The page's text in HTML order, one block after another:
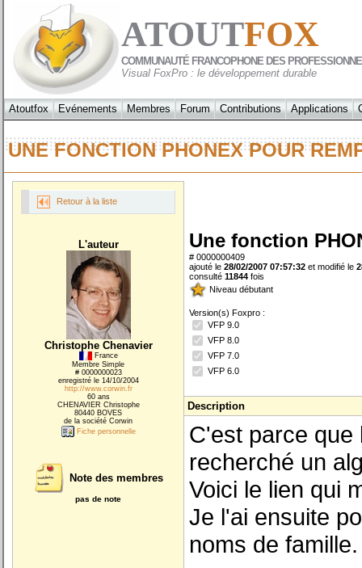
ATOUTFOX
COMMUNAUTÉ FRANCOPHONE DES
Visual FoxPro : le développement durable
Atoutfox Evénements Membres Forum Contributions Applications
UNE FONCTION PHONEX POUR
Retour à la liste
L'auteur
Christophe Chenavier
France
Membre Simple
# 0000000023
enregistré le 14/10/2004
http://www.corwin.fr
60 ans
CHENAVIER Christophe
80440 BOVES
de la société Corwin
Fiche personnelle
Note des membres
pas de note
Une fonction
# 0000000409
ajouté le 28/02/2007 07:57:32 et modifié le
consulté 11844 fois
Niveau débutant
Version(s) Foxpro :
VFP 9.0
VFP 8.0
VFP 7.0
VFP 6.0
Description
C'est parce que
recherché un
Voici le lien qui
Je l'ai ensuite
noms de famille.